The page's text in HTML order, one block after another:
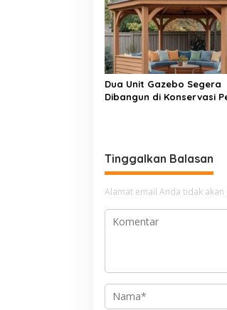
Dua Unit Gazebo Segera
Dibangun di Konservasi
Tinggalkan Balasan
Alamat email Anda tidak